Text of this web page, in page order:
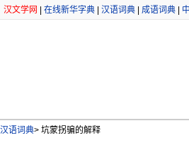
汉文学网 在线新华字典 汉语词典 成语词典
汉语词典> 坑蒙拐骗的解释